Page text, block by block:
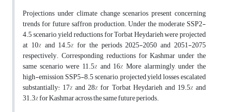
Projections under climate change scenarios present concerning
trends for future saffron production. Under the moderate SSP2-
4.5 scenario, yield reductions for Torbat Heydarieh were projected
at 10% and 14.5% for the periods 2025-2050 and 2051-2075
respectively. Corresponding reductions for Kashmar under the
same scenario were 11.5% and 16% More alarmingly, under the
high-emission SSP5-8.5 scenario, projected yield losses escalated
substantially: 17% and 28% for Torbat Heydarieh and 19.5% and
31.3% for Kashmar across the same future periods.